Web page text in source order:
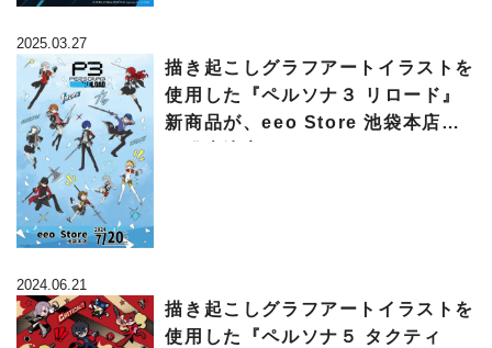
2025.03.27
描き起こしグラフアートイラストを
使用した『ペルソナ３ リロード』
新商品が、eeo Store 池袋本店に
2024.06.21
描き起こしグラフアートイラストを
使用した『ペルソナ５ タクティ